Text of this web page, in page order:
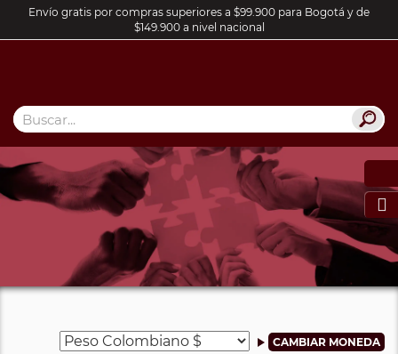
Envío gratis por compras superiores a $99.900 para Bogotá y de
$149.900 a nivel nacional
